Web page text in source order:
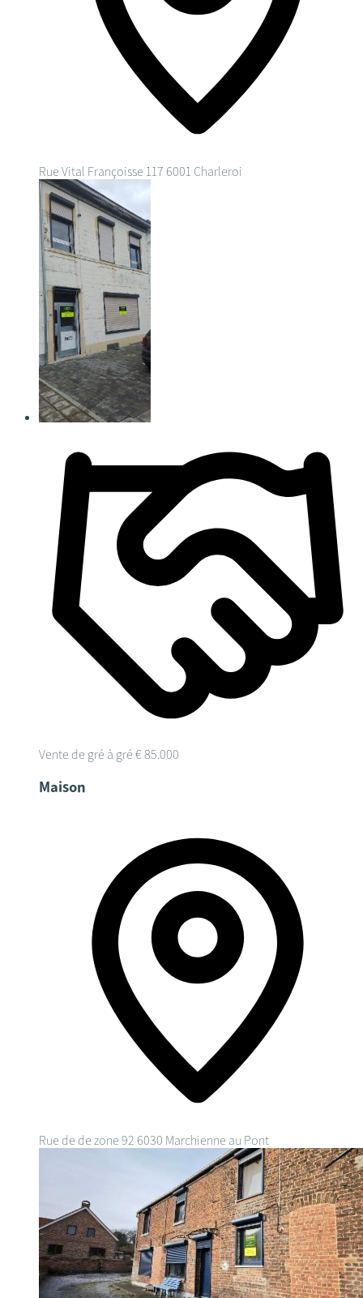
Rue Vital Françoisse 117 6001 Charleroi
Vente de gré à gré € 85.000
Maison
Rue de de zone 92 6030 Marchienne au Pont